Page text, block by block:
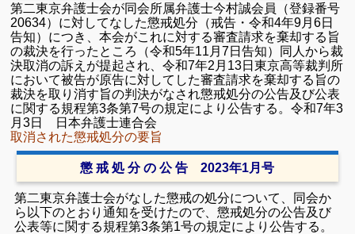
第二東京弁護士会が同会所属弁護士今村誠会員（登録番号
20634）に対してなした懲戒処分（戒告・令和4年9月6日
告知）につき、本会がこれに対する審査請求を棄却する旨
の裁決を行ったところ（令和5年11月7日告知）同人から裁
決取消の訴えが提起され、令和7年2月13日東京高等裁判所
において被告が原告に対してした審査請求を棄却する旨の
裁決を取り消す旨の判決がなされ懲戒処分の公告及び公表
に関する規程第3条第7号の規定により公告する。令和7年3
月3日 日本弁護士連合会
取消された懲戒処分の要旨
懲 戒 処 分 の 公 告 2023年1月号
第二東京弁護士会がなした懲戒の処分について、同会か
ら以下のとおり通知を受けたので、懲戒処分の公告及び
公表等に関する規程第3条第1号の規定により公告する。